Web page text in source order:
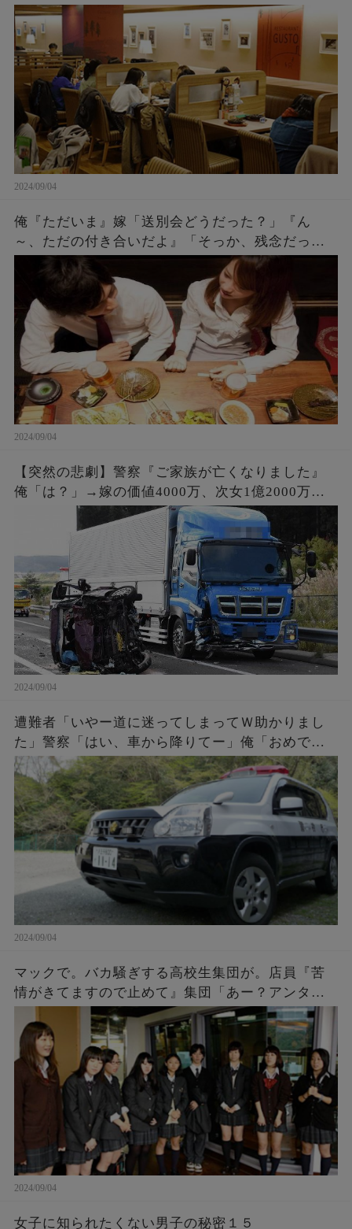
『５２００円です』私「は？」店員『伝票に～』
→ 結果…
2024/09/04
俺『ただいま』嫁「送別会どうだった？」『ん
～、ただの付き合いだよ』「そっか、残念だった
ね。何度もチャンスをあげたのに^^」『え？』 →
実は・・・
2024/09/04
【突然の悲劇】警察『ご家族が亡くなりました』
俺「は？」→嫁の価値4000万、次女1億2000万。
事故で6人の家族と引換えに大金GET。俺「会社辞
めさせて貰うわ」
2024/09/04
遭難者「いやー道に迷ってしまってＷ助かりまし
た」警察「はい、車から降りてー」俺「おめでと
う。これであんたらも前科一犯だな。罰金50万払
ってね」遭難者「えっ！」
2024/09/04
マックで。バカ騒ぎする高校生集団が。店員『苦
情がきてますので止めて』集団「あー？アンタ何
様？」「アンタの写真撮ったし、帰り道何かあっ
ても知らないよ～ｗ」→結果…
2024/09/04
女子に知られたくない男子の秘密１５